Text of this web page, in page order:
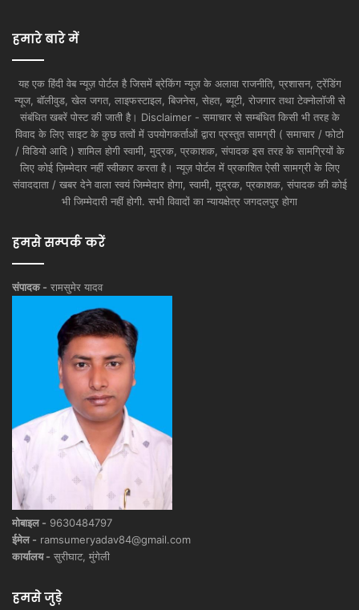
हमारे बारे में
यह एक हिंदी वेब न्यूज़ पोर्टल है जिसमें ब्रेकिंग न्यूज़ के अलावा राजनीति, प्रशासन, ट्रेंडिंग
न्यूज, बॉलीवुड, खेल जगत, लाइफस्टाइल, बिजनेस, सेहत, ब्यूटी, रोजगार तथा टेक्नोलॉजी से
संबंधित खबरें पोस्ट की जाती है। Disclaimer - समाचार से सम्बंधित किसी भी तरह के
विवाद के लिए साइट के कुछ तत्वों में उपयोगकर्ताओं द्वारा प्रस्तुत सामग्री ( समाचार / फोटो
/ विडियो आदि ) शामिल होगी स्वामी, मुद्रक, प्रकाशक, संपादक इस तरह के सामग्रियों के
लिए कोई ज़िम्मेदार नहीं स्वीकार करता है। न्यूज़ पोर्टल में प्रकाशित ऐसी सामग्री के लिए
संवाददाता / खबर देने वाला स्वयं जिम्मेदार होगा, स्वामी, मुद्रक, प्रकाशक, संपादक की कोई
भी जिम्मेदारी नहीं होगी. सभी विवादों का न्यायक्षेत्र जगदलपुर होगा
हमसे सम्पर्क करें
संपादक - रामसुमेर यादव
मोबाइल - 9630484797
ईमेल - ramsumeryadav84@gmail.com
कार्यालय - सुरीघाट, मुंगेली
हमसे जुड़े